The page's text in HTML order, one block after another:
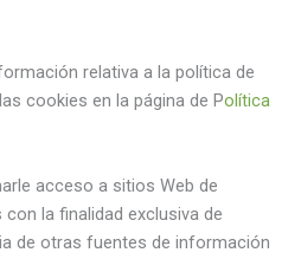
relativa a la política de
cookies en la página de Política
acceso a sitios Web de
la finalidad exclusiva de
de otras fuentes de información